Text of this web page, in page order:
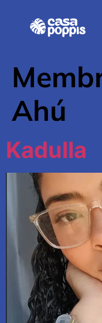
Ahú
Kadulla